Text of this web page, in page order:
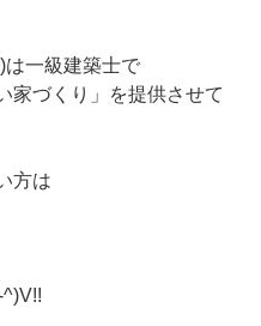
一級建築士で
家づくり」を提供させて
方は